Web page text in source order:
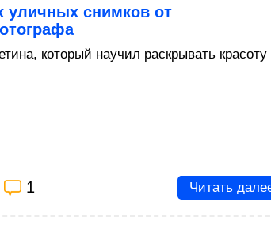
уличных снимков от
который научил раскрывать красоту
1 Читать